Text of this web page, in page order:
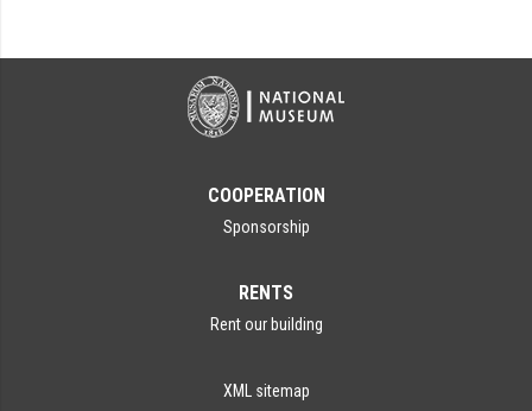
COOPERATION
Sponsorship
RENTS
Rent our building
XML sitemap